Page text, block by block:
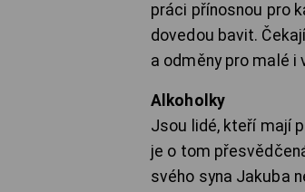
práci přínosnou pro
dovedou bavit.
a odměny pro malé i
Alkoholky
Jsou lidé, kteří mají
je o tom
svého syna Jakuba